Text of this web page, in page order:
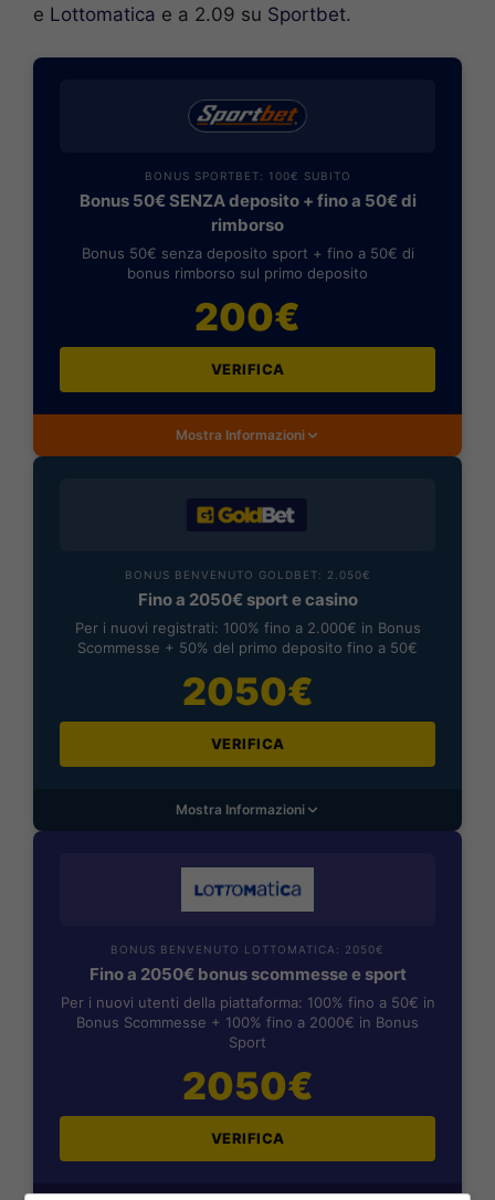
e Lottomatica e a 2.09 su Sportbet.
BONUS SPORTBET: 100€ SUBITO
Bonus 50€ SENZA deposito + fino a 50€ di
rimborso
Bonus 50€ senza deposito sport + fino a 50€ di
bonus rimborso sul primo deposito
200€
VERIFICA
Mostra Informazioni
BONUS BENVENUTO GOLDBET: 2.050€
Fino a 2050€ sport e casino
Per i nuovi registrati: 100% fino a 2.000€ in Bonus
Scommesse + 50% del primo deposito fino a 50€
2050€
VERIFICA
Mostra Informazioni
BONUS BENVENUTO LOTTOMATICA: 2050€
Fino a 2050€ bonus scommesse e sport
Per i nuovi utenti della piattaforma: 100% fino a 50€ in
Bonus Scommesse + 100% fino a 2000€ in Bonus
Sport
2050€
VERIFICA